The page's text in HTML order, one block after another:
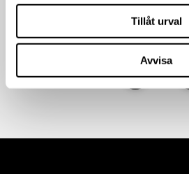
Tillåt urval
Avvisa
april 20, 2026